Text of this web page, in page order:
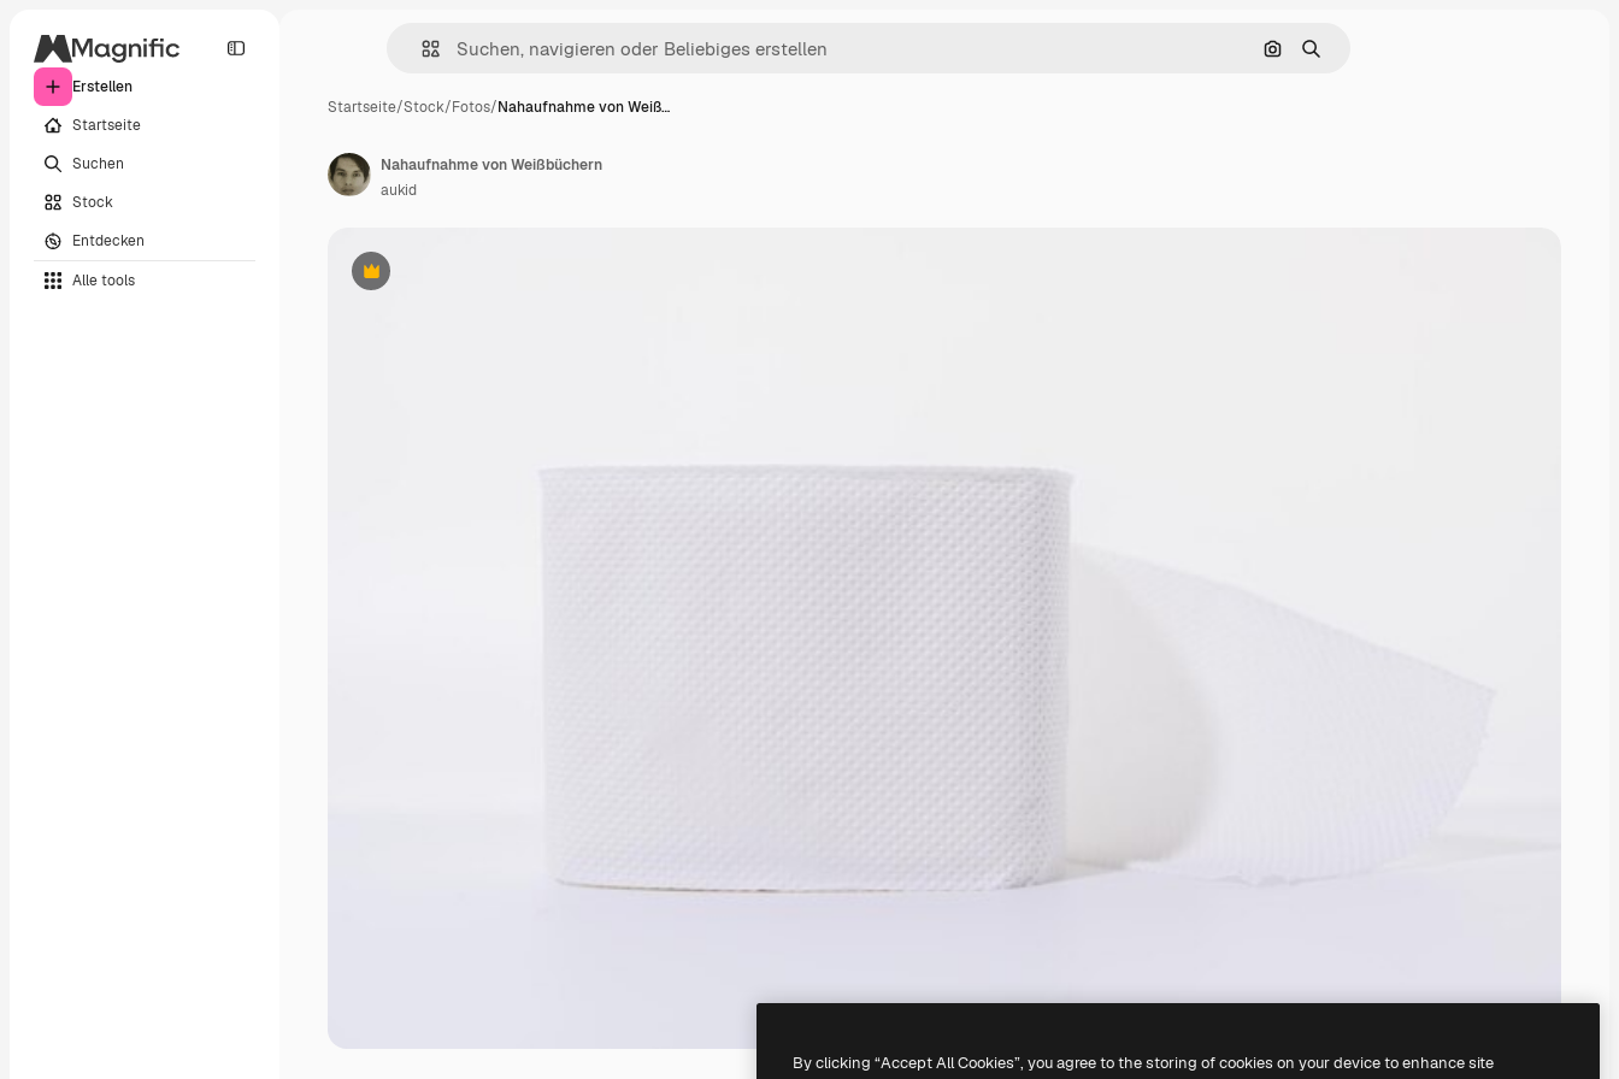
Erstellen
Startseite
Suchen
Stock
Entdecken
Alle tools
Nach Bild suchen
Suchen
Startseite/Stock/Fotos/Nahaufnahme von Weiß…
Premium
Nahaufnahme von Weißbüchern
aukid
By clicking “Accept All Cookies”, you agree to the storing of cookies on your device to enhance site